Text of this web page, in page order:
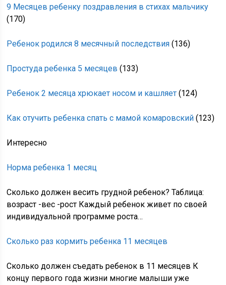
9 Месяцев ребенку поздравления в стихах мальчику
(170)
Ребенок родился 8 месячный последствия (136)
Простуда ребенка 5 месяцев (133)
Ребенок 2 месяца хрюкает носом и кашляет (124)
Как отучить ребенка спать с мамой комаровский (123)
Интересно
Норма ребенка 1 месяц
Сколько должен весить грудной ребенок? Таблица:
возраст -вес -рост Каждый ребенок живет по своей
индивидуальной программе роста…
Сколько раз кормить ребенка 11 месяцев
Сколько должен съедать ребенок в 11 месяцев К
концу первого года жизни многие малыши уже